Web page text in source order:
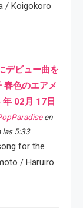
/ Koigokoro
デビュー曲を
春色のエアメ
02月 17日
en
las 5:33
for the
/ Haruiro